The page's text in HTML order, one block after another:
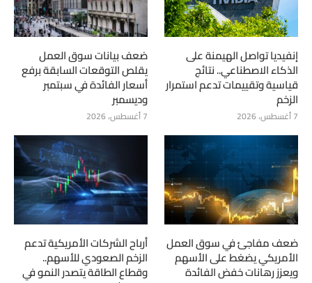
إنفيديا تواصل الهيمنة على
الذكاء الاصطناعي.. نتائج
قياسية وتقييمات تدعم استمرار
الزخم
7 أغسطس، 2026
ضعف بيانات سوق العمل
يقلص التوقعات السابقة برفع
أسعار الفائدة في سبتمبر
وديسمبر
7 أغسطس، 2026
ضعف مفاجئ في سوق العمل
الأمريكي يضغط على الأسهم
ويعزز رهانات خفض الفائدة
أرباح الشركات الأمريكية تدعم
الزخم الصعودي للأسهم..
وقطاع الطاقة يتصدر النمو في